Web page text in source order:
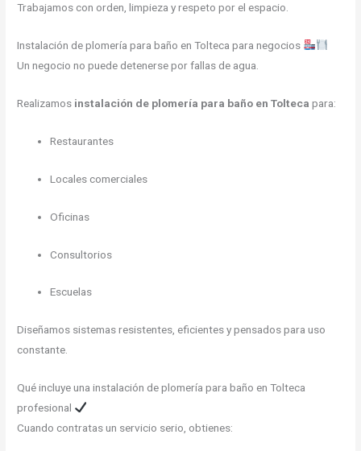
Trabajamos con orden, limpieza y respeto por el espacio.
Instalación de plomería para baño en Tolteca para negocios
Un negocio no puede detenerse por fallas de agua.
Realizamos instalación de plomería para baño en Tolteca para:
Restaurantes
Locales comerciales
Oficinas
Consultorios
Escuelas
Diseñamos sistemas resistentes, eficientes y pensados para uso
constante.
Qué incluye una instalación de plomería para baño en Tolteca
profesional
Cuando contratas un servicio serio, obtienes: